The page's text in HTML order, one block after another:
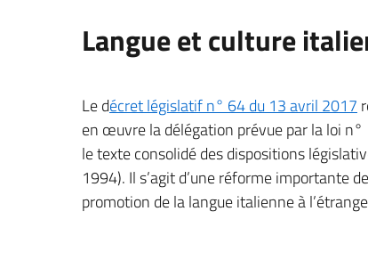
Langue et culture
Le décret législatif n° 64 du 13 avril 2017
en œuvre la délégation prévue par la loi
le texte consolidé des dispositions
1994). Il s’agit d’une réforme importante
promotion de la langue italienne à